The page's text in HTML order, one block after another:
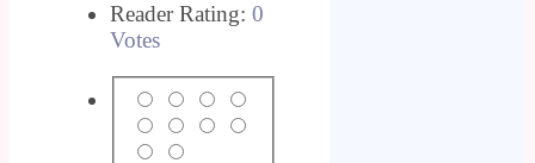
Reader Rating: 0
Votes